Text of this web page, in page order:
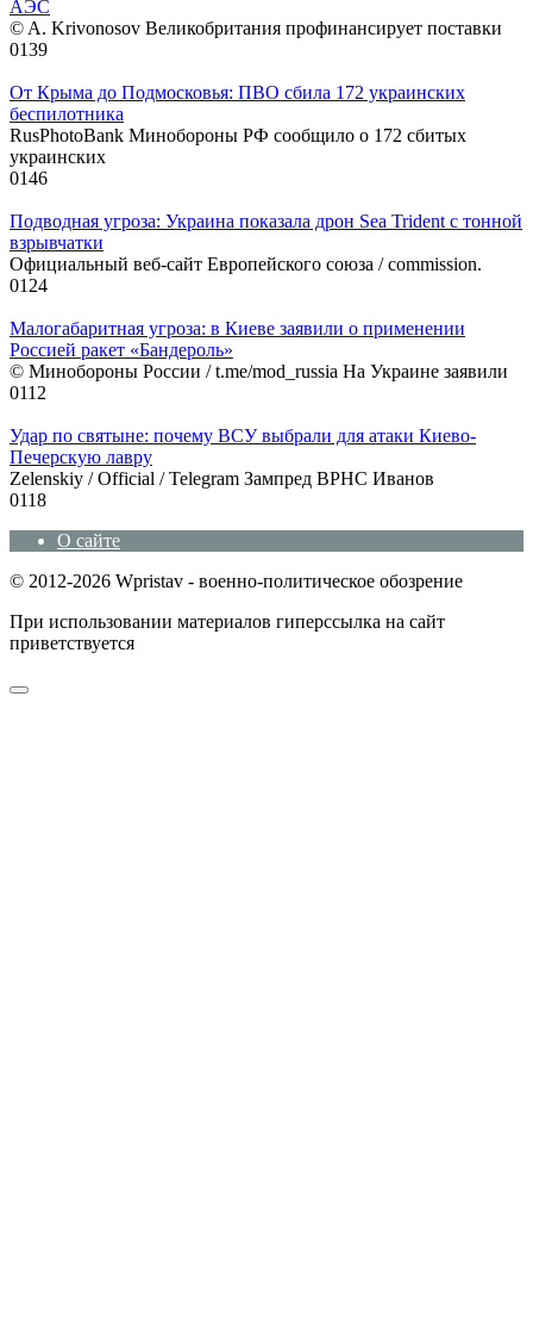
АЭС
© A. Krivonosov Великобритания профинансирует поставки
0139
От Крыма до Подмосковья: ПВО сбила 172 украинских
беспилотника
RusPhotoBank Минобороны РФ сообщило о 172 сбитых
украинских
0146
Подводная угроза: Украина показала дрон Sea Trident с тонной
взрывчатки
Официальный веб-сайт Европейского союза / commission.
0124
Малогабаритная угроза: в Киеве заявили о применении
Россией ракет «Бандероль»
© Минобороны России / t.me/mod_russia На Украине заявили
0112
Удар по святыне: почему ВСУ выбрали для атаки Киево-
Печерскую лавру
Zеlеnskiу / Оfficiаl / Telegram Зампред ВРНС Иванов
0118
О сайте
© 2012-2026 Wpristav - военно-политическое обозрение
При использовании материалов гиперссылка на сайт
приветствуется